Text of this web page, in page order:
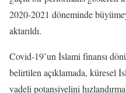
2020-2021 döneminde
aktarıldı.
Covid-19’un İslami finansı
belirtilen açıklamada, küresel
vadeli potansiyelini